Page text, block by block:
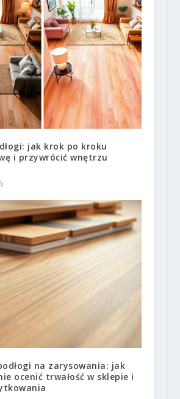
jak krok po kroku
i przywrócić wnętrzu
na zarysowania: jak
ocenić trwałość w sklepie i